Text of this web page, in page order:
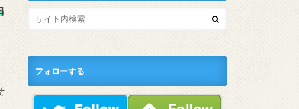
フォローする